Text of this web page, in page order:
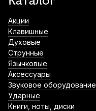
Акции
Клавишные
Духовые
Струнные
Язычковые
Аксессуары
Звуковое оборудование
Ударные
Книги, ноты, диски